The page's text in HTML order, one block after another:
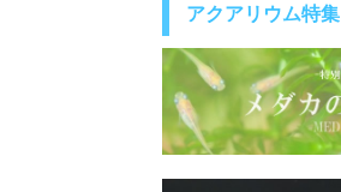
アクアリウム特集